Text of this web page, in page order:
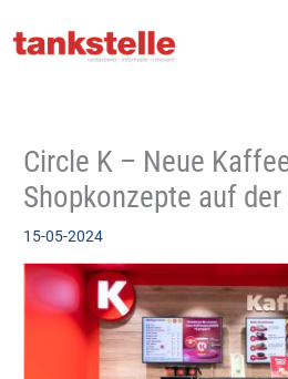
Inhalt
Circle K – Neue
Shopkonzepte auf
15-05-2024